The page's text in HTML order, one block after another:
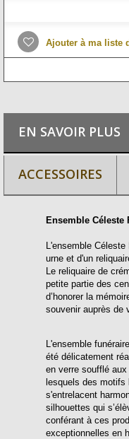
Ajouter à ma liste
EN SAVOIR PLUS
ACCESSOIRES
Ensemble Céleste
L'ensemble
urne et d'un
Le reliquaire de
petite partie des
d’honorer la
souvenir auprès de
L'ensemble
été délicatement
en verre soufflé
lesquels des
s'entrelacent
silhouettes qui
conférant à ces
exceptionnelles en